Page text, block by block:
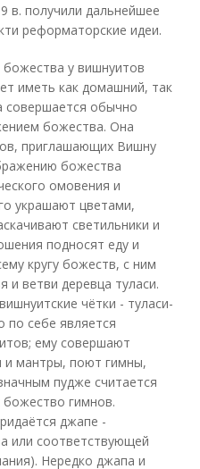
в. получили дальнейшее
реформаторские идеи.
у вишнуитов
иметь как домашний, так
совершается обычно
божества. Она
приглашающих Вишну
божества
омовения и
украшают цветами,
светильники и
подносят еду и
кругу божеств, с ним
и ветви деревца туласи.
чётки - туласи-
по себе является
ему совершают
и мантры, поют гимны,
пудже считается
гимнов.
джапе -
или соответствующей
Нередко джапа и